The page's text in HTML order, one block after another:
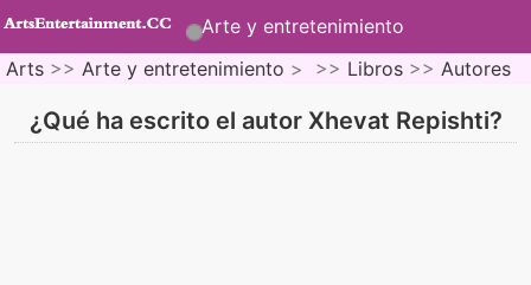
Arte y entretenimiento
Arts >> Arte y entretenimiento > >> Libros >> Autores
¿Qué ha escrito el autor Xhevat Repishti?